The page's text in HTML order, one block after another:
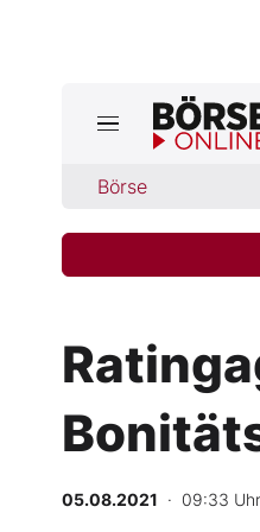
Börse
Jetzt a
Finanz-
Abo &
BO-
05.08.2021 · 09:33 Uhr